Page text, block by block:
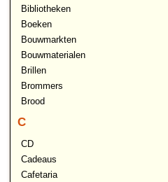
Bibliotheken
Boeken
Bouwmarkten
Bouwmaterialen
Brillen
Brommers
Brood
C
CD
Cadeaus
Cafetaria